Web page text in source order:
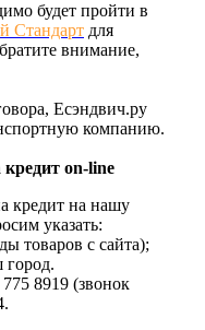
будет пройти в
Стандарт для
внимание,
Есэндвич.ру
компанию.
on-line
кредит на нашу
указать:
товаров с сайта);
город.
8919 (звонок